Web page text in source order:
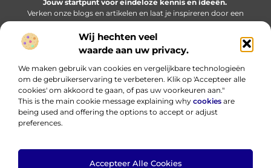
Wij hechten veel
waarde aan uw privacy.
We maken gebruik van cookies en vergelijkbare technologieën
om de gebruikerservaring te verbeteren. Klik op 'Accepteer alle
cookies' om akkoord te gaan, of pas uw voorkeuren aan."
This is the main cookie message explaining why cookies are
being used and offering the options to accept or adjust
preferences.
Accepteer Alle Cookies
Jouw startpunt voor eindeloze kennis en ideeën.
Verken onze blogs en artikelen en laat je inspireren door een
wereld vol inzichten.
Bericht categorie
Onze informatie